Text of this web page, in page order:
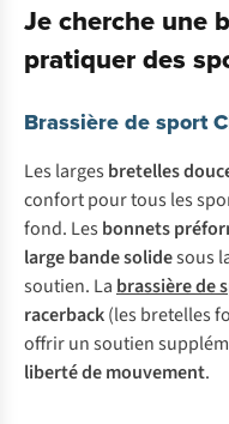
Je cherche une
pratiquer des
Brassière de sport
Les larges bretelles
confort pour tous les
fond. Les bonnets
large bande solidesous
soutien. La brassière de
racerback(les bretelles
offrir un soutien
liberté de mouvement.